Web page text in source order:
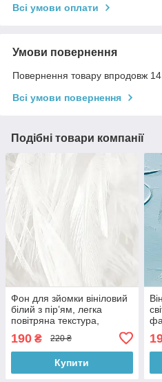
Всі умови оплати
Умови повернення
Повернення товару впродовж 14
Всі умови повернення
Подібні товари компанії
Фон для зйомки вініловий
білий з пір’ям, легка
повітряна текстура,
квадратний фотофон для
фото, 60x60 см, №550355
190 ₴ 220 ₴
Купити